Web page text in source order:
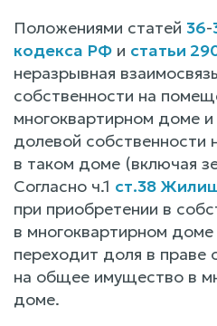
Положениями статей 36-
кодекса РФ и статьи
неразрывная
собственности на
многоквартирном доме
долевой
в таком доме (включая
Согласно ч.1 ст.38
при приобретении в
в многоквартирном
переходит доля в праве
на общее имущество в
доме.